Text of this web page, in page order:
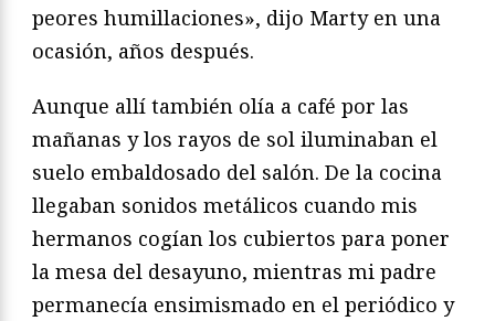
peores humillaciones», dijo Marty en una
ocasión, años después.
Aunque allí también olía a café por las
mañanas y los rayos de sol iluminaban el
suelo embaldosado del salón. De la cocina
llegaban sonidos metálicos cuando mis
hermanos cogían los cubiertos para poner
la mesa del desayuno, mientras mi padre
permanecía ensimismado en el periódico y